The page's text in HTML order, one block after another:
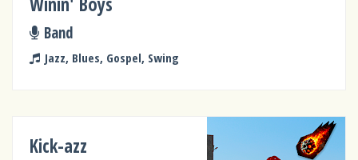
Band
Jazz, Blues, Gospel, Swing
Kick-azz